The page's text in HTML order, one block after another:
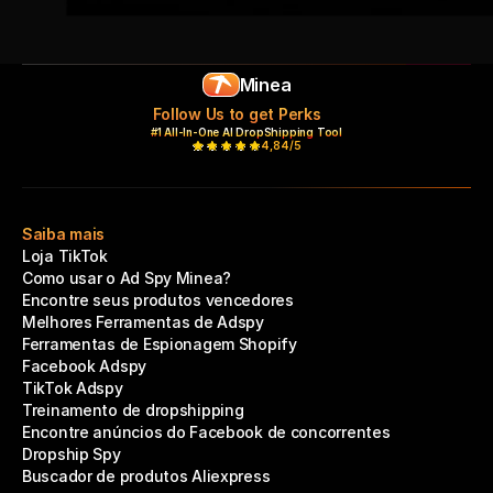
Minea
Follow Us to get Perks
#1 All-In-One AI DropShipping Tool
4,84/5
Saiba mais
Loja TikTok
Como usar o Ad Spy Minea?
Encontre seus produtos vencedores
Melhores Ferramentas de Adspy
Ferramentas de Espionagem Shopify
Facebook Adspy
TikTok Adspy
Treinamento de dropshipping
Encontre anúncios do Facebook de concorrentes
Dropship Spy
Buscador de produtos Aliexpress